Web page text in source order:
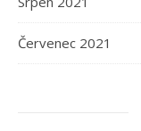
Červenec 2021